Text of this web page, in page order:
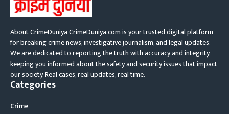
About CrimeDuniya CrimeDuniya.com is your trusted digital platform
for breaking crime news, investigative journalism, and legal updates.
We are dedicated to reporting the truth with accuracy and integrity,
keeping you informed about the safety and security issues that impact
our society. Real cases, real updates, real time.
Categories
Crime